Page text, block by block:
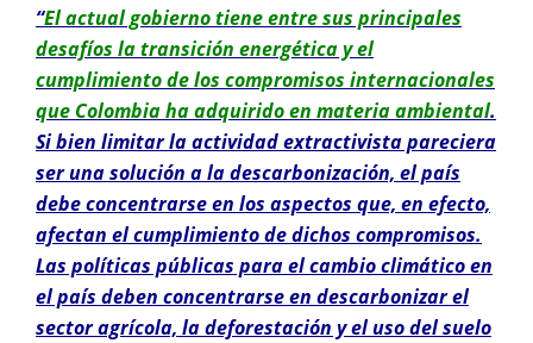
“El actual gobierno tiene entre sus principales
desafíos la transición energética y el
cumplimiento de los compromisos internacionales
que Colombia ha adquirido en materia ambiental.
Si bien limitar la actividad extractivista pareciera
ser una solución a la descarbonización, el país
debe concentrarse en los aspectos que, en efecto,
afectan el cumplimiento de dichos compromisos.
Las políticas públicas para el cambio climático en
el país deben concentrarse en descarbonizar el
sector agrícola, la deforestación y el uso del suelo